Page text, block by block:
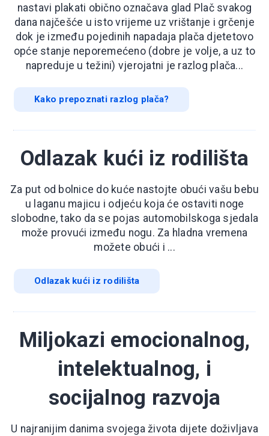
nastavi plakati obično označava glad Plač svakog
dana najčešće u isto vrijeme uz vrištanje i grčenje
dok je između pojedinih napadaja plača djetetovo
opće stanje neporemećeno (dobre je volje, a uz to
napreduje u težini) vjerojatni je razlog plača...
Kako prepoznati razlog plača?
Odlazak kući iz rodilišta
Za put od bolnice do kuće nastojte obući vašu bebu
u laganu majicu i odjeću koja će ostaviti noge
slobodne, tako da se pojas automobilskoga sjedala
može provući između nogu. Za hladna vremena
možete obući i ...
Odlazak kući iz rodilišta
Miljokazi emocionalnog,
intelektualnog, i
socijalnog razvoja
U najranijim danima svojega života dijete doživljava